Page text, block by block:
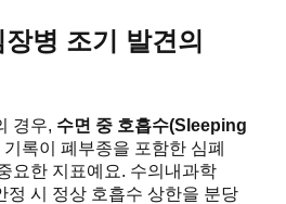
병 조기 발견의
경우, 수면 중 호흡수(Sleeping
기록이 폐부종을 포함한 심폐
요한 지표예요. 수의내과학
정 시 정상 호흡수 상한을 분당